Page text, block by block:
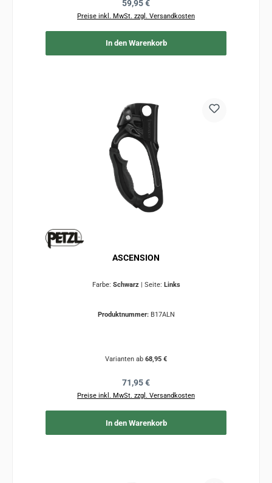
Regulärer Preis:
59,95 €
Preise inkl. MwSt. zzgl. Versandkosten
In den Warenkorb
ASCENSION
Farbe: Schwarz | Seite: Links
Produktnummer: B17ALN
Varianten ab 68,95 €
Regulärer Preis:
71,95 €
Preise inkl. MwSt. zzgl. Versandkosten
In den Warenkorb